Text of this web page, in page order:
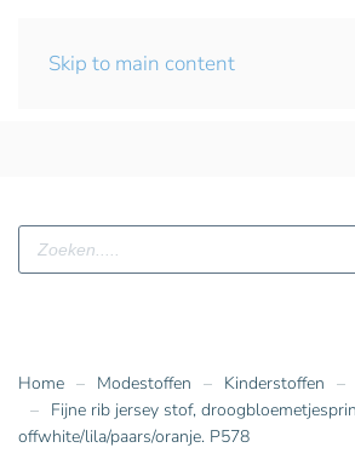
Skip to main content
Producten
zoeken
Home Modestoffen Kinderstoffen
Fijne rib jersey stof,
offwhite/lila/paars/oranje. P578